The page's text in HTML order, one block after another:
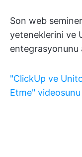
Son web
yeteneklerini ve
entegrasyonunu
"ClickUp ve
Etme"